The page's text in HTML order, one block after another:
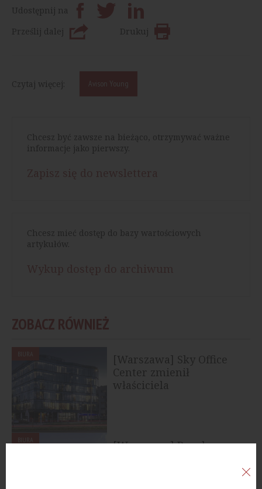
Udostępnij na
Prześlij dalej
Drukuj
Czytaj więcej: Avison Young
Chcesz być zawsze na bieżąco, otrzymywać ważne
informacje jako pierwszy.
Chcesz mieć dostęp do bazy wartościowych
artykułów.
ZOBACZ RÓWNIEŻ
[Warszawa] Sky Office
Center zmienił
właściciela
[Warszawa] Royal